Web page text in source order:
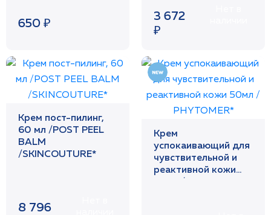
650 ₽
3 672
₽
Крем пост-пилинг,
60 мл /POST PEEL
BALM
/SKINCOUTURE*
8 796
Крем
успокаивающий для
чувствительной и
реактивной кожи